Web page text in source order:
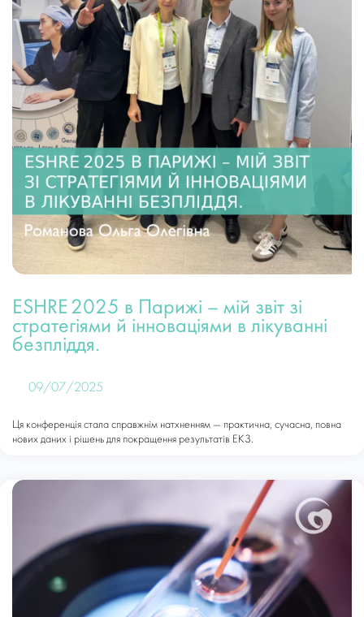
ESHRE 2025 в Парижі – мій звіт зі
стратегіями й інноваціями в лікуванні
безпліддя.
09/07/2025
Ця конференція стала справжнім натхненням — практична, сучасна, повна
нових даних і рішень для покращення результатів ЕКЗ.